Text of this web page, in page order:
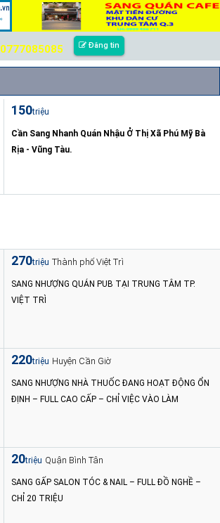
0777085085 Đăng tin
150triệu
Cần Sang Nhanh Quán Nhậu Ở Thị Xã Phú Mỹ Bà
Rịa - Vũng Tàu.
270triệu Thành phố Việt Trì
SANG NHƯỢNG QUÁN PUB TẠI TRUNG TÂM TP.
VIỆT TRÌ
220triệu Huyện Cần Giờ
SANG NHƯỢNG NHÀ THUỐC ĐANG HOẠT ĐỘNG ỔN
ĐỊNH – FULL CAO CẤP – CHỈ VIỆC VÀO LÀM
20triệu Quận Bình Tân
SANG GẤP SALON TÓC & NAIL – FULL ĐỒ NGHỀ –
CHỈ 20 TRIỆU